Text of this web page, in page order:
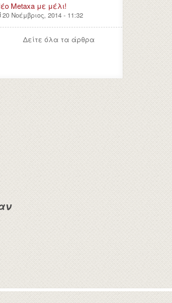
Metaxa με μέλι!
20 Νοέμβριος, 2014 - 11:32
Δείτε όλα τα άρθρα